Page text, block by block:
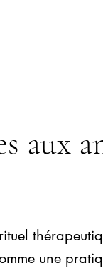
aux
une